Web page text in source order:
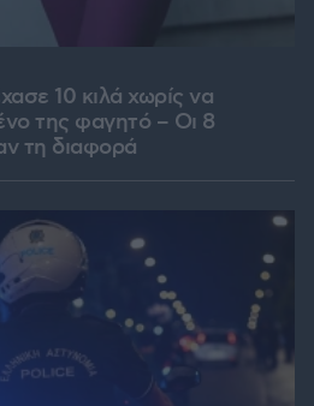
10 κιλά χωρίς να
της φαγητό – Οι 8
τη διαφορά